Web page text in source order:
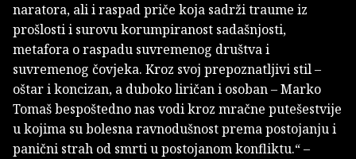
naratora, ali i raspad priče koja sadrži traume iz
prošlosti i surovu korumpiranost sadašnjosti,
metafora o raspadu suvremenog društva i
suvremenog čovjeka. Kroz svoj prepoznatljivi stil –
oštar i koncizan, a duboko liričan i osoban – Marko
Tomaš bespoštedno nas vodi kroz mračne putešestvije
u kojima su bolesna ravnodušnost prema postojanju i
panični strah od smrti u postojanom konfliktu.“ –